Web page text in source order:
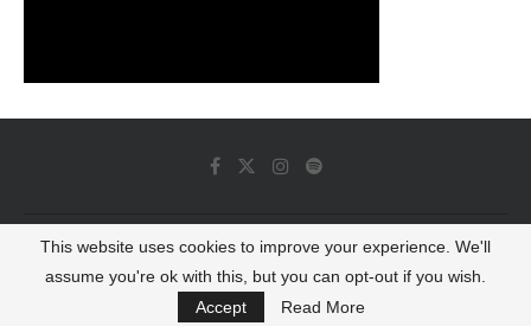
© 2022 - Luminous Dash All Rights Reserved
BACK TO TOP
This website uses cookies to improve your experience. We'll
assume you're ok with this, but you can opt-out if you wish.
Accept
Read More